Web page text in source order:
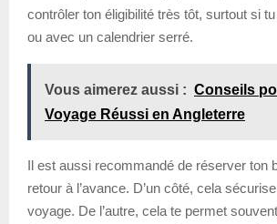
contrôler ton éligibilité très tôt, surtout si
ou avec un calendrier serré.
Vous aimerez aussi : Conseils
Voyage Réussi en Angleterre
Il est aussi recommandé de réserver ton
retour à l’avance. D’un côté, cela
voyage. De l’autre, cela te permet